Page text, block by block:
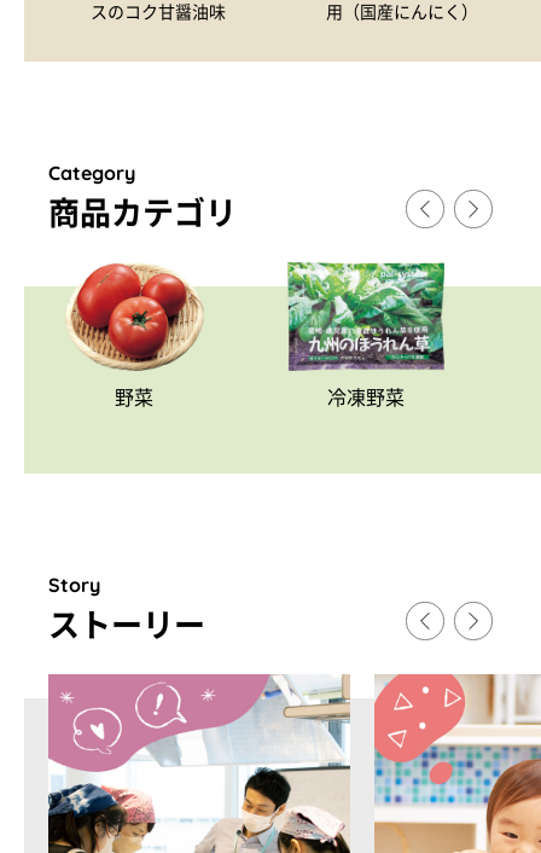
スのコク甘醤油味
用（国産にんにく）
Category
商品カテゴリ
野菜 冷凍野菜
Story
ストー リ ー